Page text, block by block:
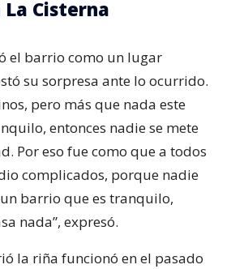
Cisterna
el barrio como un lugar
su sorpresa ante lo ocurrido.
pero más que nada este
entonces nadie se mete
Por eso fue como que a todos
complicados, porque nadie
barrio que es tranquilo,
nada”, expresó.
la riña funcionó en el pasado